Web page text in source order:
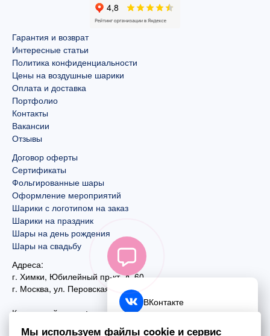
Гарантия и возврат
Интересные статьи
Политика конфиденциальности
Цены на воздушные шарики
Оплата и доставка
Портфолио
Контакты
Вакансии
Отзывы
Договор оферты
Сертификаты
Фольгированные шары
Оформление мероприятий
Шарики с логотипом на заказ
Шарики на праздник
Шары на день рождения
Шары на свадьбу
Адреса:
г. Химки, Юбилейный пр-кт, д. 60
г. Москва, ул. Перовская, д. 59
Контактный номер:
ВКонтакте
Telegram
Мы используем файлы cookie и сервис